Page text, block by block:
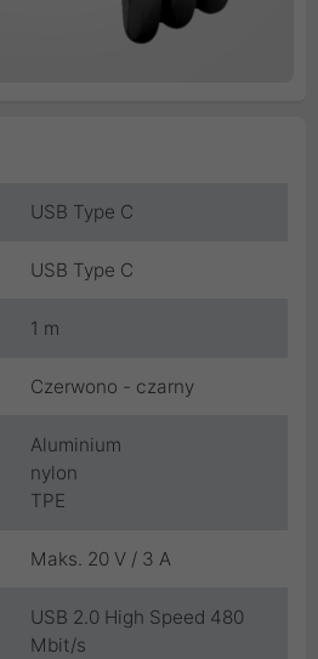
USB Type C
USB Type C
1 m
Czerwono - czarny
Aluminium
nylon
TPE
Maks. 20 V / 3 A
USB 2.0 High Speed 480
Mbit/s